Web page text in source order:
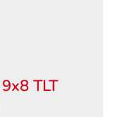
TLT